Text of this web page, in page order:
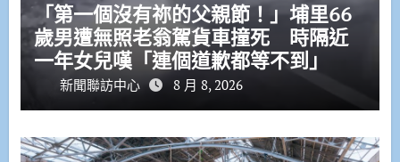
「第一個沒有祢的父親節！」埔里66
歲男遭無照老翁駕貨車撞死 時隔近
一年女兒嘆「連個道歉都等不到」
新聞聯訪中心 8 月 8, 2026